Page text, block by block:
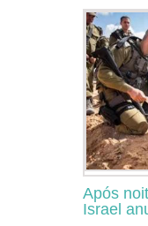
Após
Israel